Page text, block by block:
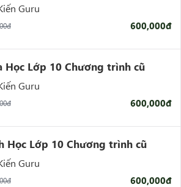
Guru
600,000đ
Học Lớp 10 Chương trình cũ
Guru
600,000đ
Học Lớp 10 Chương trình cũ
Guru
600,000đ